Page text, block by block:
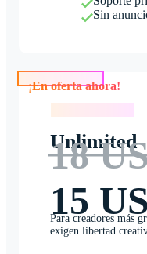
Sin
Unlimited
18
15
Para creadores más
exigen libertad